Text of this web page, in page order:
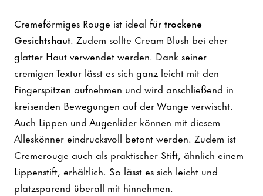
Cremeförmiges Rouge ist ideal fürtrockene
Gesichtshaut. Zudem sollte Cream Blush bei eher
glatter Haut verwendet werden. Dank seiner
cremigen Textur lässt es sich ganz leicht mit den
Fingerspitzen aufnehmen und wird anschließend in
kreisenden Bewegungen auf der Wange verwischt.
Auch Lippen und Augenlider können mit diesem
Alleskönner eindrucksvoll betont werden. Zudem ist
Cremerouge auch als praktischer Stift, ähnlich einem
Lippenstift, erhältlich. So lässt es sich leicht und
platzsparend überall mit hinnehmen.